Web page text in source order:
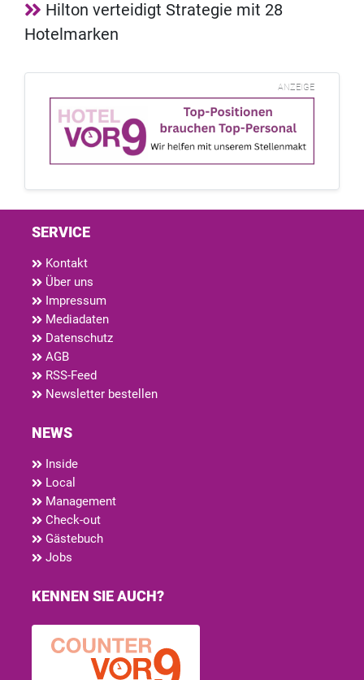
Hilton verteidigt Strategie mit 28
Hotelmarken
ANZEIGE
SERVICE
Kontakt
Über uns
Impressum
Mediadaten
Datenschutz
AGB
RSS-Feed
Newsletter bestellen
NEWS
Inside
Local
Management
Check-out
Gästebuch
Jobs
KENNEN SIE AUCH?